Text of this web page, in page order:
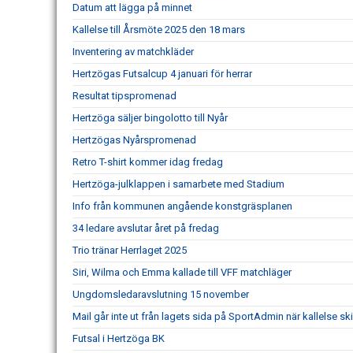
Datum att lägga på minnet
Kallelse till Årsmöte 2025 den 18 mars
Inventering av matchkläder
Hertzögas Futsalcup 4 januari för herrar
Resultat tipspromenad
Hertzöga säljer bingolotto till Nyår
Hertzögas Nyårspromenad
Retro T-shirt kommer idag fredag
Hertzöga-julklappen i samarbete med Stadium
Info från kommunen angående konstgräsplanen
34 ledare avslutar året på fredag
Trio tränar Herrlaget 2025
Siri, Wilma och Emma kallade till VFF matchläger
Ungdomsledaravslutning 15 november
Mail går inte ut från lagets sida på SportAdmin när kallelse
Futsal i Hertzöga BK